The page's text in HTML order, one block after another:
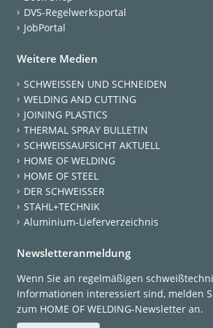
DVS-Regelwerksportal
JobPortal
Weitere Medien
SCHWEISSEN UND SCHNEIDEN
WELDING AND CUTTING
JOINING PLASTICS
THERMAL SPRAY BULLETIN
SCHWEISSAUFSICHT AKTUELL
HOME OF WELDING
HOME OF STEEL
DER SCHWEISSER
STAHL+TECHNIK
Aluminium-Lieferverzeichnis
Newsletteranmeldung
Wenn Sie an regelmäßigen
Informationen interessiert sind, melden
zum HOME OF WELDING-Newsletter an.